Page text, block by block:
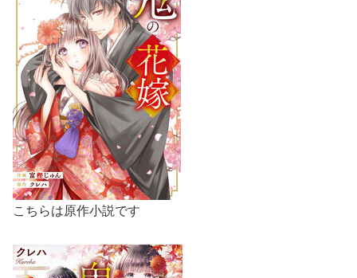
こちらは原作小説です